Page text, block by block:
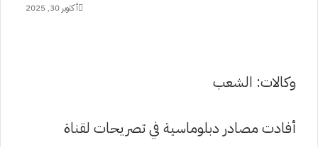
أكتوبر 30, 2025
وكالات: الشعب
أفادت مصادر دبلوماسية في تصريحات لقناة